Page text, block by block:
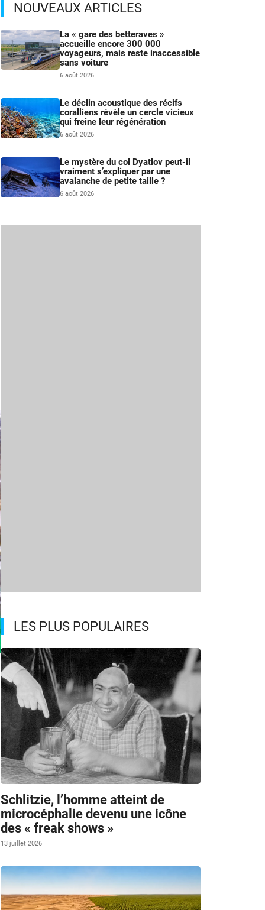
NOUVEAUX ARTICLES
La « gare des betteraves »
accueille encore 300 000
voyageurs, mais reste inaccessible
sans voiture
6 août 2026
Le déclin acoustique des récifs
coralliens révèle un cercle vicieux
qui freine leur régénération
6 août 2026
Le mystère du col Dyatlov peut-il
vraiment s’expliquer par une
avalanche de petite taille ?
6 août 2026
LES PLUS POPULAIRES
Schlitzie, l’homme atteint de
microcéphalie devenu une icône
des « freak shows »
13 juillet 2026